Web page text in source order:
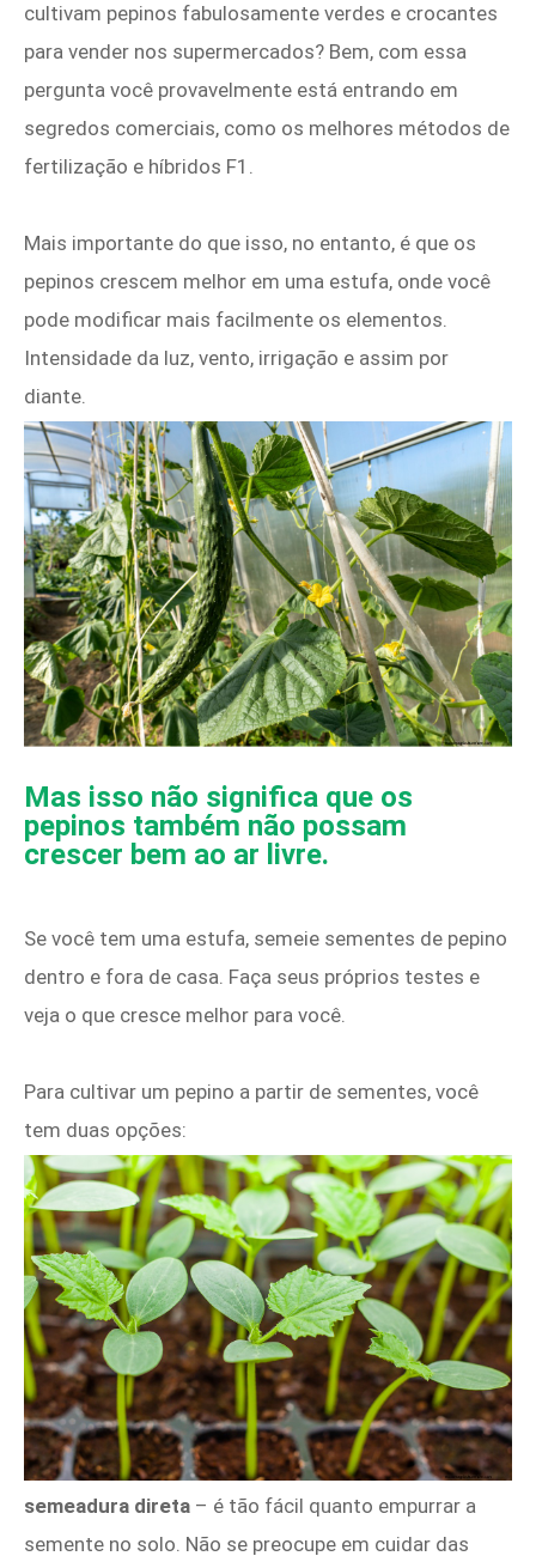
cultivam pepinos fabulosamente verdes e crocantes
para vender nos supermercados? Bem, com essa
pergunta você provavelmente está entrando em
segredos comerciais, como os melhores métodos de
fertilização e híbridos F1.
Mais importante do que isso, no entanto, é que os
pepinos crescem melhor em uma estufa, onde você
pode modificar mais facilmente os elementos.
Intensidade da luz, vento, irrigação e assim por
diante.
Mas isso não significa que os
pepinos também não possam
crescer bem ao ar livre.
Se você tem uma estufa, semeie sementes de pepino
dentro e fora de casa. Faça seus próprios testes e
veja o que cresce melhor para você.
Para cultivar um pepino a partir de sementes, você
tem duas opções:
semeadura direta – é tão fácil quanto empurrar a
semente no solo. Não se preocupe em cuidar das